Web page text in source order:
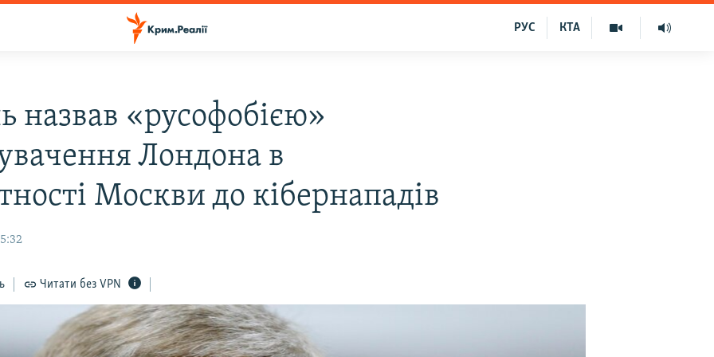
КТА
РУС
назвав «русофобією»
Лондона в
Москви до кібернападів
Читати без VPN